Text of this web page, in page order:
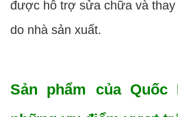
được hỗ trợ sửa chữa và thay
do nhà sản xuất.
Sản phẩm của Quốc